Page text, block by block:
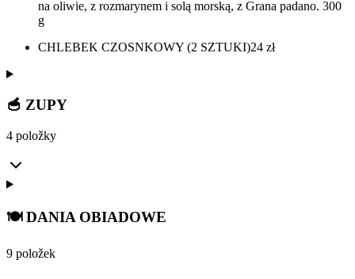
na oliwie, z rozmarynem i solą morską, z Grana padano. 300
g
CHLEBEK CZOSNKOWY (2 SZTUKI)24 zł
🥣 ZUPY
4 položky
🍽️ DANIA OBIADOWE
9 položek